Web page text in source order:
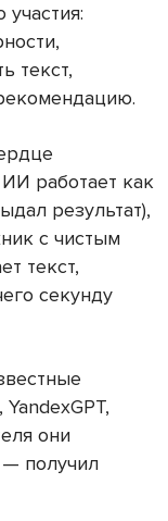
текст,
работает как
результат),
с чистым
текст,
секунду
они
— получил